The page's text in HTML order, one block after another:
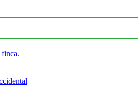
finca.